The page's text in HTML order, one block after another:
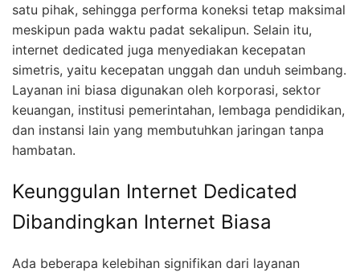
satu pihak, sehingga performa koneksi tetap maksimal
meskipun pada waktu padat sekalipun. Selain itu,
internet dedicated juga menyediakan kecepatan
simetris, yaitu kecepatan unggah dan unduh seimbang.
Layanan ini biasa digunakan oleh korporasi, sektor
keuangan, institusi pemerintahan, lembaga pendidikan,
dan instansi lain yang membutuhkan jaringan tanpa
hambatan.
Keunggulan Internet Dedicated
Dibandingkan Internet Biasa
Ada beberapa kelebihan signifikan dari layanan